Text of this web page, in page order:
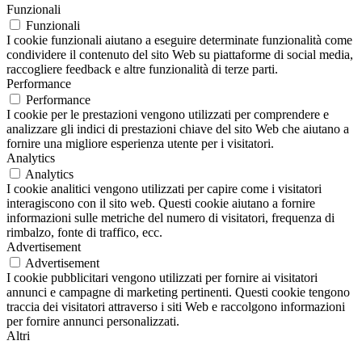
Funzionali
Funzionali
I cookie funzionali aiutano a eseguire determinate funzionalità come
condividere il contenuto del sito Web su piattaforme di social media,
raccogliere feedback e altre funzionalità di terze parti.
Performance
Performance
I cookie per le prestazioni vengono utilizzati per comprendere e
analizzare gli indici di prestazioni chiave del sito Web che aiutano a
fornire una migliore esperienza utente per i visitatori.
Analytics
Analytics
I cookie analitici vengono utilizzati per capire come i visitatori
interagiscono con il sito web. Questi cookie aiutano a fornire
informazioni sulle metriche del numero di visitatori, frequenza di
rimbalzo, fonte di traffico, ecc.
Advertisement
Advertisement
I cookie pubblicitari vengono utilizzati per fornire ai visitatori
annunci e campagne di marketing pertinenti. Questi cookie tengono
traccia dei visitatori attraverso i siti Web e raccolgono informazioni
per fornire annunci personalizzati.
Altri